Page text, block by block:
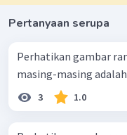
terkecil adalah ,I ,
Pertanyaan serupa
Perhatikan gambar rangkaian
masing-masing adalah
3 1.0